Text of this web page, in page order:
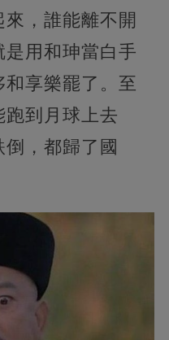
，誰能離不開
用和珅當白手
享樂罷了。至
到月球上去
，都歸了國